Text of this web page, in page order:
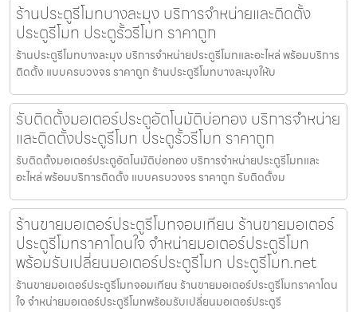
ร้านประตูรีโมทบางละมุง บริการจำหน่ายและติดตั้ง
ประตูรีโมท ประตูรั้วรีโมท ราคาถูก
ร้านประตูรีโมทบางละมุง บริการจำหน่ายประตูรีโมทและอะไหล่ พร้อมบริการ
ติดตั้ง แบบครบวงจร ราคาถูก ร้านประตูรีโมทบางละมุงให้บ
รับติดตั้งมอเตอร์ประตูอัตโนมัติบ่อทอง บริการจำหน่าย
และติดตั้งประตูรีโมท ประตูรั้วรีโมท ราคาถูก
รับติดตั้งมอเตอร์ประตูอัตโนมัติบ่อทอง บริการจำหน่ายประตูรีโมทและ
อะไหล่ พร้อมบริการติดตั้ง แบบครบวงจร ราคาถูก รับติดตั้งม
ร้านขายมอเตอร์ประตูรีโมทจอมเทียน ร้านขายมอเตอร์
ประตูรีโมทราคาโดนใจ จำหน่ายมอเตอร์ประตูรีโมท
พร้อมรับเปลี่ยนมอเตอร์ประตูรีโมท ประตูรีโมท.net
ร้านขายมอเตอร์ประตูรีโมทจอมเทียน ร้านขายมอเตอร์ประตูรีโมทราคาโดน
ใจ จำหน่ายมอเตอร์ประตูรีโมทพร้อมรับเปลี่ยนมอเตอร์ประตูรี